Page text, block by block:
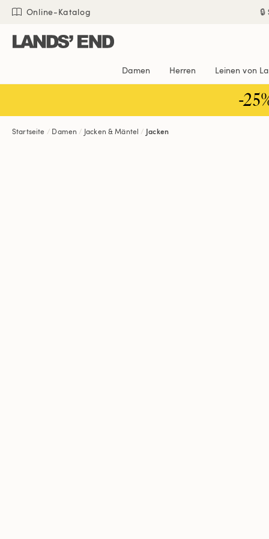
Direkt
Inhalt
Direkt
Navigation
Direkt
Suche
Online-Katalog
Damen Herren Leinen von
-
Startseite Damen Jacken & Mäntel Jacken